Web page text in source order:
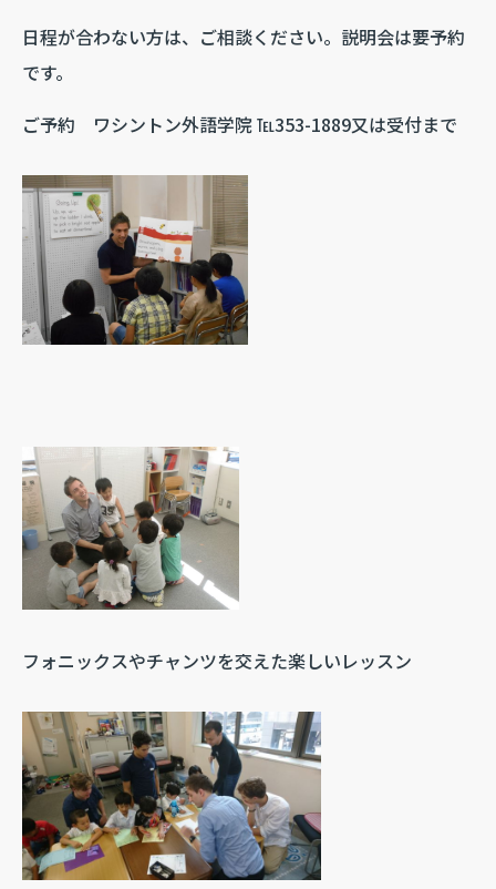
日程が合わない方は、ご相談ください。説明会は要予約
です。
ご予約 ワシントン外語学院 ℡353-1889又は受付まで
フォニックスやチャンツを交えた楽しいレッスン